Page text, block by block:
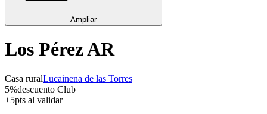
Ampliar
Los Pérez AR
Casa ruralLucainena de las Torres
5%descuento Club
+5pts al validar